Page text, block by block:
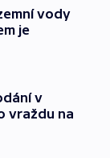
vody
je
v
vraždu na